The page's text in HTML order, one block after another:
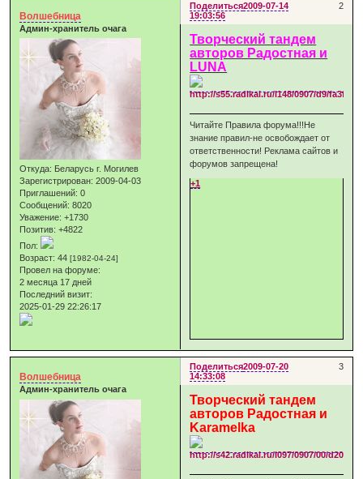
Поделиться 2
2009-07-14
19:03:56
Волшебница
Админ-хранитель очага
Откуда: Беларусь г. Могилев
Зарегистрирован: 2009-04-03
Приглашений: 0
Сообщений: 8020
Уважение: +1730
Позитив: +4822
Пол:
Возраст: 44[1982-04-24]
Провел на форуме:
2 месяца 17 дней
Последний визит:
2025-01-29 22:26:17
Творческий тандем
авторов Радостная и
LUNA
Читайте Правила форума!!!Не
знание правил-не освобождает от
ответственности! Реклама сайтов и
форумов запрещена!
+1
Поделиться 3
2009-07-20
14:33:08
Волшебница
Админ-хранитель очага
Творческий тандем
авторов Радостная и
Karamelka